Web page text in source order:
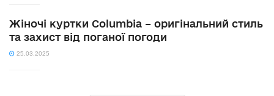
Жіночі куртки Columbia – оригінальний стиль
та захист від поганої погоди
25.03.2025